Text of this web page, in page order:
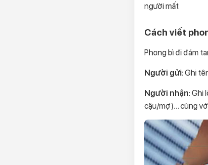
người mất
Cách viết
Phong bì đi đám
Người gửi: Ghi
Người nhận: Ghi
cậu/mợ)… cùng